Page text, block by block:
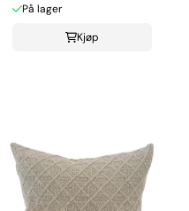
På lager
Kjøp